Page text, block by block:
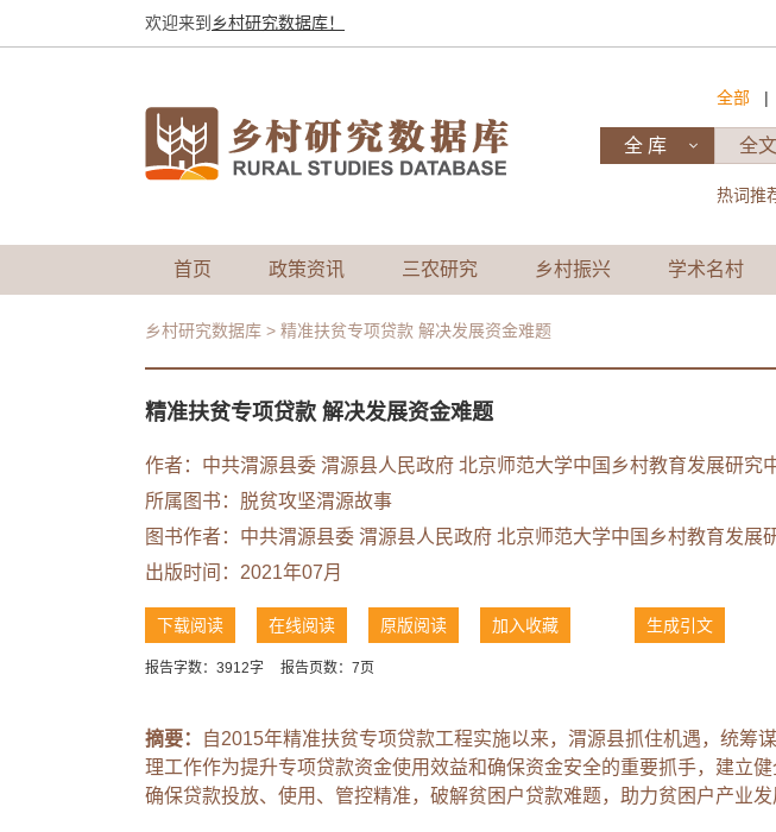
欢迎来到 乡村研究数据库！
全部 |
热词推
首页 政策资讯 三农研究 乡村振兴 学术名村
乡村研究数据库 > 精准扶贫专项贷款 解决发展资金难题
精准扶贫专项贷款 解决发展资金难题
作者：中共渭源县委 渭源县人民政府 北京师范大学中国乡村教育发展研究
所属图书： 脱贫攻坚渭源故事
图书作者：中共渭源县委 渭源县人民政府 北京师范大学中国乡村教育发展
出版时间：2021年07月
下载阅读 在线阅读 原版阅读 加入收藏 生成引文
报告字数：3912字 报告页数：7页
摘要：
自2015年精准扶贫专项贷款工程实施以来，渭源县抓住机遇，统筹
理工作作为提升专项贷款资金使用效益和确保资金安全的重要抓手，建立健
确保贷款投放、使用、管控精准，破解贫困户贷款难题，助力贫困户产业发